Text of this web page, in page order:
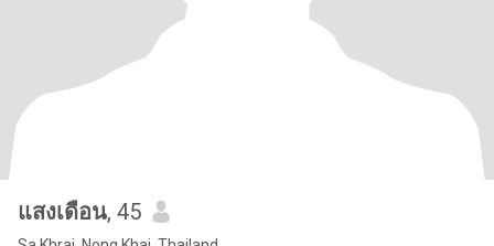
แสงเดือน, 45